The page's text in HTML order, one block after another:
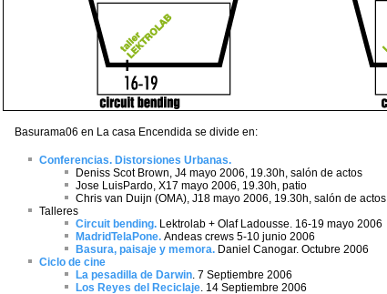
Basurama06 en La casa Encendida se divide en:
Conferencias. Distorsiones Urbanas.
Deniss Scot Brown, J4 mayo 2006, 19.30h, salón de actos
Jose LuisPardo, X17 mayo 2006, 19.30h, patio
Chris van Duijn (OMA), J18 mayo 2006, 19.30h, salón de actos
Talleres
Circuit bending. Lektrolab + Olaf Ladousse. 16-19 mayo 2006
MadridTelaPone. Andeas crews 5-10 junio 2006
Basura, paisaje y memora. Daniel Canogar. Octubre 2006
Ciclo de cine
La pesadilla de Darwin. 7 Septiembre 2006
Los Reyes del Reciclaje. 14 Septiembre 2006